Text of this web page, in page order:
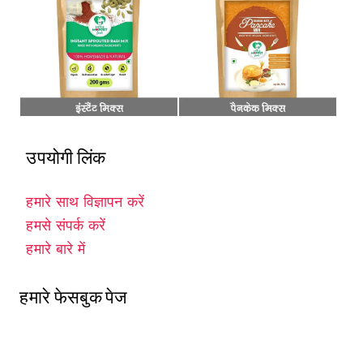
उपयोगी लिंक
हमारे साथ विज्ञापन करें
हमसे संपर्क करें
हमारे बारे में
हमारे फेसबुक पेज